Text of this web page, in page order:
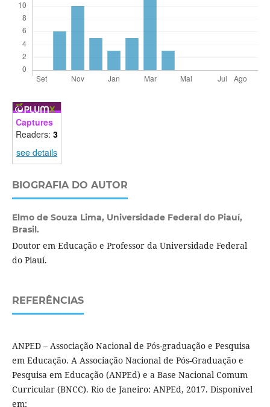
Captures
Readers: 3
see details
BIOGRAFIA DO AUTOR
Elmo de Souza Lima, Universidade Federal do Piauí,
Brasil.
Doutor em Educação e Professor da Universidade Federal
do Piauí.
REFERÊNCIAS
ANPED – Associação Nacional de Pós-graduação e Pesquisa
em Educação. A Associação Nacional de Pós-Graduação e
Pesquisa em Educação (ANPEd) e a Base Nacional Comum
Curricular (BNCC). Rio de Janeiro: ANPEd, 2017. Disponível
em: